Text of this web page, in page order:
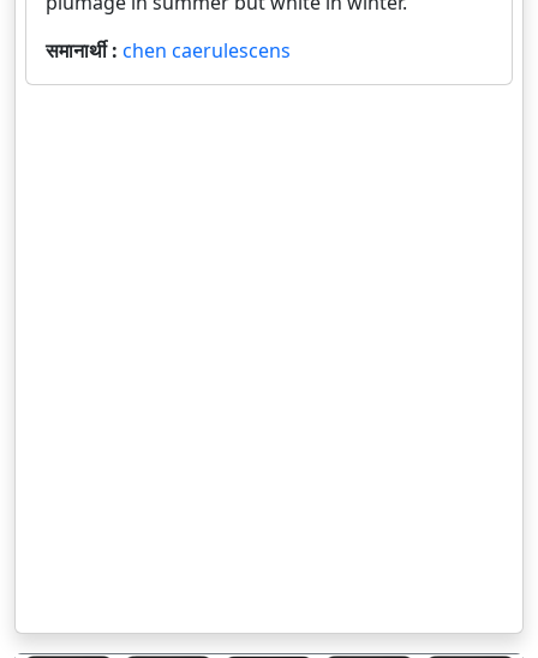
समानार्थी : chen caerulescens